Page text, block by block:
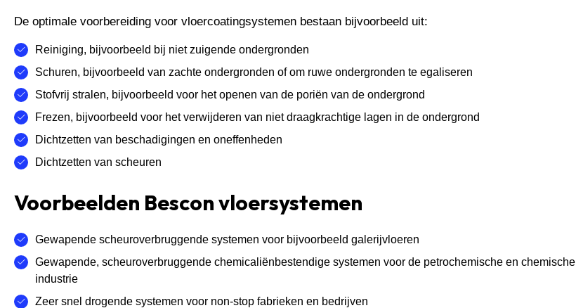
De optimale voorbereiding voor vloercoatingsystemen bestaan bijvoorbeeld uit:
Reiniging, bijvoorbeeld bij niet zuigende ondergronden
Schuren, bijvoorbeeld van zachte ondergronden of om ruwe ondergronden te egaliseren
Stofvrij stralen, bijvoorbeeld voor het openen van de poriën van de ondergrond
Frezen, bijvoorbeeld voor het verwijderen van niet draagkrachtige lagen in de ondergrond
Dichtzetten van beschadigingen en oneffenheden
Dichtzetten van scheuren
Voorbeelden Bescon vloersystemen
Gewapende scheuroverbruggende systemen voor bijvoorbeeld galerijvloeren
Gewapende, scheuroverbruggende chemicaliënbestendige systemen voor de petrochemische en chemische
industrie
Zeer snel drogende systemen voor non-stop fabrieken en bedrijven